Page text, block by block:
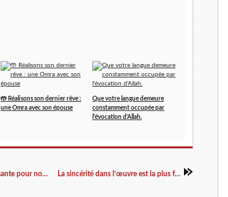
🤲 Réalisons son dernier rêve :
une Omra avec son épouse
Que votre langue demeure
constamment occupée par
l'évocation d'Allah.
Ô الله fais en sorte que l'ombre de nos aumônes soit suffisante pour nous couvrir et nous protéger La sincérité dans l’œuvre est la plus forte des causes